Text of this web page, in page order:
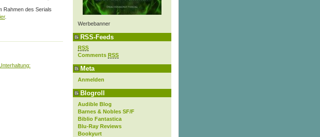
Werbebanner
RSS-Feeds
RSS
Comments RSS
Meta
Anmelden
Blogroll
Audible Blog
Barnes & Nobles SF/F
Biblio Fantastica
Blu-Ray Reviews
Bookyurt
Rahmen des Serials
.